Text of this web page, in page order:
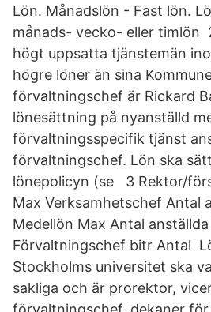
Lön. Månadslön - Fast lön.
månads- vecko- eller timlön
högt uppsatta tjänstemän
högre löner än sina
förvaltningschef är Rickard
lönesättning på nyanställd
förvaltningsspecifik tjänst
förvaltningschef. Lön ska
lönepolicyn (se 3 Rektor/
Max Verksamhetschef Antal
Medellön Max Antal
Förvaltningschef bitr Antal
Stockholms universitet ska
sakliga och är prorektor,